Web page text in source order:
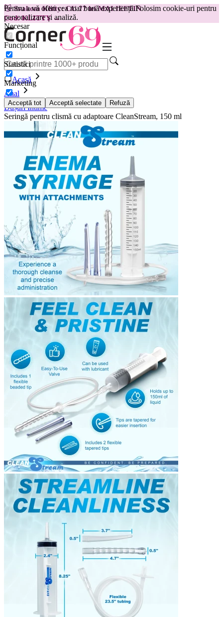
Pentru a vă oferi cea mai bună experiență.Folosim cookie-uri pentru
personalizare și analiză.
Necesar
Funcțional
Statistici
Marketing
Acceptă tot Acceptă selectate Refuză
😽Svakom Klitty: CU 77 lei MAI IEFTIN
Cod: KLITTY →
Acasă
Anal
Dușuri Intime
Seringă pentru clismă cu adaptoare CleanStream, 150 ml